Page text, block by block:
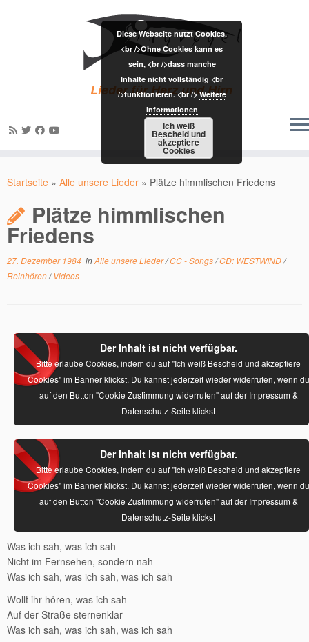
Inhalt
Lieder für Herz und Hirn
Startseite » Alle unsere Lieder » Plätze himmlischen Friedens
Plätze himmlischen
Friedens
27. Dezember 1984 inAlle unsere Lieder/CC - Songs/CD: WESTWIND/
Reinhören/Videos
Der Inhalt ist nicht verfügbar.
Bitte erlaube Cookies, indem du auf "Ich weiß Bescheid und akzeptiere
Cookies" im Banner klickst. Du kannst jederzeit wieder widerrufen, wenn du
auf den Button "Cookie Zustimmung widerrufen" auf der Impressum &
Datenschutz-Seite klickst
Der Inhalt ist nicht verfügbar.
Bitte erlaube Cookies, indem du auf "Ich weiß Bescheid und akzeptiere
Cookies" im Banner klickst. Du kannst jederzeit wieder widerrufen, wenn du
auf den Button "Cookie Zustimmung widerrufen" auf der Impressum &
Datenschutz-Seite klickst
Was ich sah, was ich sah
Nicht im Fernsehen, sondern nah
Was ich sah, was ich sah, was ich sah
Wollt ihr hören, was ich sah
Auf der Straße sternenklar
Was ich sah, was ich sah, was ich sah
Diese Webseite nutzt Cookies.
<br />Ohne Cookies kann es
sein, <br />dass manche
Inhalte nicht vollständig <br
/>funktionieren. <br />Weitere
Informationen
Ich weiß
Bescheid und
akzeptiere
Cookies